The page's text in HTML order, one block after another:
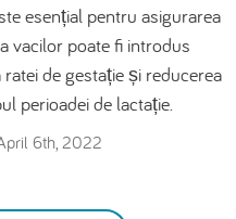
esențial pentru asigurarea
vacilor poate fi introdus
de gestație și reducerea
perioadei de lactație.
6th, 2022